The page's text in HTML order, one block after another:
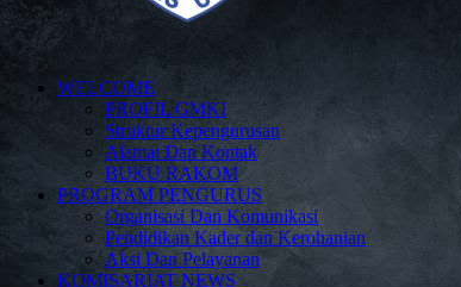
WELCOME
PROFIL GMKI
Struktur Kepengurusan
Alamat Dan Kontak
BUKU RAKOM
PROGRAM PENGURUS
Organisasi Dan Komunikasi
Pendidikan Kader dan Kerohanian
Aksi Dan Pelayanan
KOMISARIAT NEWS